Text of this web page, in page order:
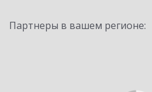
Партнеры в вашем регионе: